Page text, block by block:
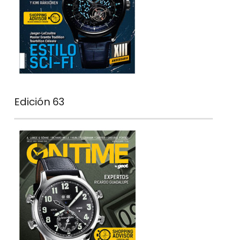
Edición 63